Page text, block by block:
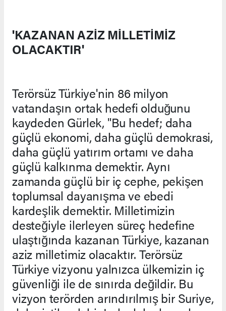
'KAZANAN AZİZ MİLLETİMİZ
OLACAKTIR'
Terörsüz Türkiye'nin 86 milyon
vatandaşın ortak hedefi olduğunu
kaydeden Gürlek, "Bu hedef; daha
güçlü ekonomi, daha güçlü demokrasi,
daha güçlü yatırım ortamı ve daha
güçlü kalkınma demektir. Aynı
zamanda güçlü bir iç cephe, pekişen
toplumsal dayanışma ve ebedi
kardeşlik demektir. Milletimizin
desteğiyle ilerleyen süreç hedefine
ulaştığında kazanan Türkiye, kazanan
aziz milletimiz olacaktır. Terörsüz
Türkiye vizyonu yalnızca ülkemizin iç
güvenliği ile de sınırda değildir. Bu
vizyon terörden arındırılmış bir Suriye,